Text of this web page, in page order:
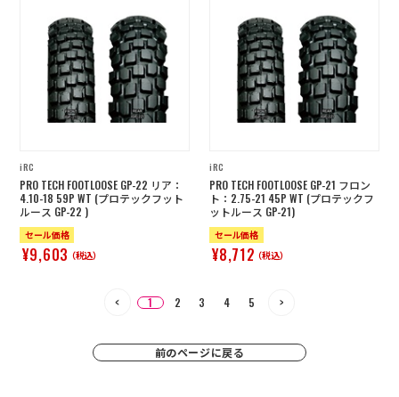
iRC
PRO TECH FOOTLOOSE GP-22 リア：
4.10-18 59P WT (プロテックフット
ルース GP-22 )
セール価格
¥9,603（税込）
iRC
PRO TECH FOOTLOOSE GP-21 フロン
ト：2.75-21 45P WT (プロテックフ
ットルース GP-21)
セール価格
¥8,712（税込）
1 2 3 4 5
前のページに戻る